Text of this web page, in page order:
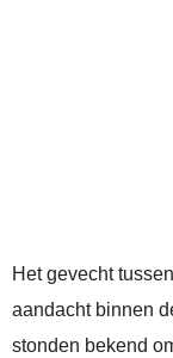
Het gevecht
aandacht binnen
stonden bekend